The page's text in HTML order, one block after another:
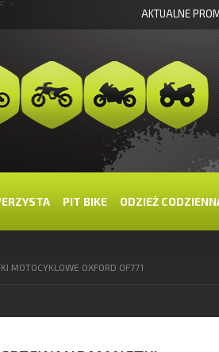
AKTUALNE
PIT BIKE ODZIEŻ
MOTOCYKLOWE OXFORD OF771